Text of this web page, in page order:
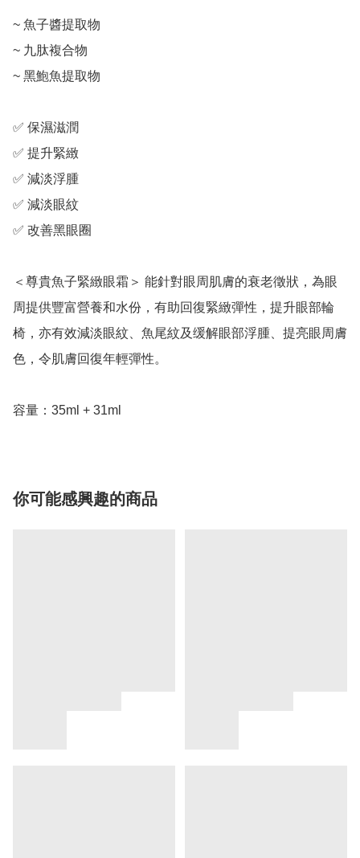
~ 魚子醬提取物
~ 九肽複合物
~ 黑鮑魚提取物
✅ 保濕滋潤
✅ 提升緊緻
✅ 減淡浮腫
✅ 減淡眼紋
✅ 改善黑眼圈
＜尊貴魚子緊緻眼霜＞ 能針對眼周肌膚的衰老徵狀，為眼
周提供豐富營養和水份，有助回復緊緻彈性，提升眼部輪
椅，亦有效減淡眼紋、魚尾紋及缓解眼部浮腫、提亮眼周膚
色，令肌膚回復年輕彈性。
容量：35ml + 31ml
你可能感興趣的商品